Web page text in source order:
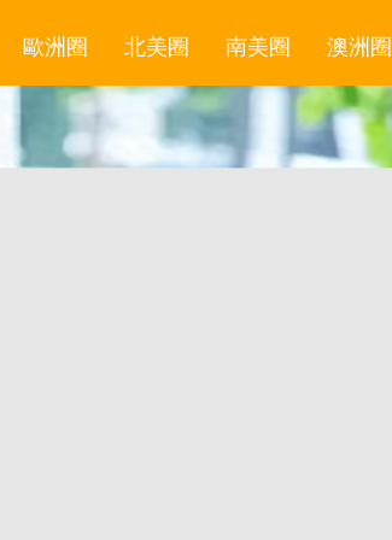
歐洲圈 北美圈 南美圈 澳洲圈